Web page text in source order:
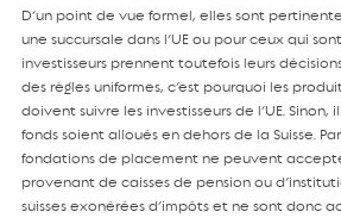
D’un point de vue formel, elles sont
une succursale dans l’UE ou pour ceux qui
investisseurs prennent toutefois leurs
des règles uniformes, c’est pourquoi les
doivent suivre les investisseurs de l’UE. Sinon,
fonds soient alloués en dehors de la Suisse.
fondations de placement ne peuvent
provenant de caisses de pension ou
suisses exonérées d’impôts et ne sont donc